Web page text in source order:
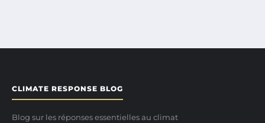
CLIMATE RESPONSE BLOG
Blog sur les réponses essentielles au climat